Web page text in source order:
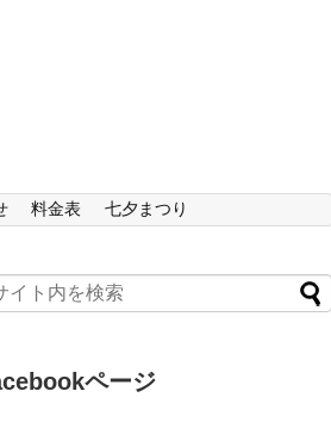
料金表 七夕まつり
ページ